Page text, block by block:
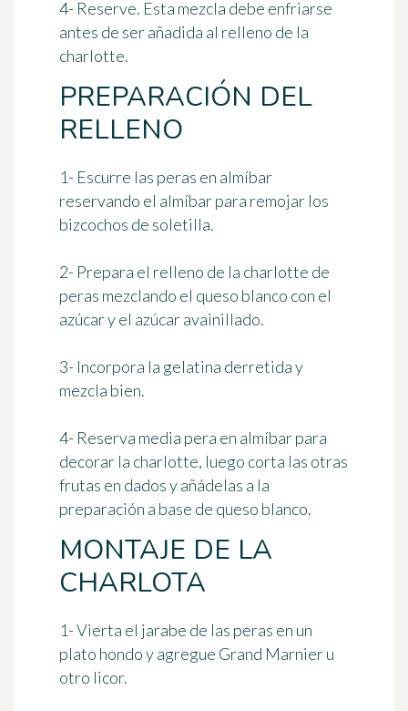
4- Reserve. Esta mezcla debe enfriarse
antes de ser añadida al relleno de la
charlotte.
PREPARACIÓN DEL
RELLENO
1- Escurre las peras en almíbar
reservando el almíbar para remojar los
bizcochos de soletilla.
2- Prepara el relleno de la charlotte de
peras mezclando el queso blanco con el
azúcar y el azúcar avainillado.
3- Incorpora la gelatina derretida y
mezcla bien.
4- Reserva media pera en almíbar para
decorar la charlotte, luego corta las otras
frutas en dados y añádelas a la
preparación a base de queso blanco.
MONTAJE DE LA
CHARLOTA
1- Vierta el jarabe de las peras en un
plato hondo y agregue Grand Marnier u
otro licor.